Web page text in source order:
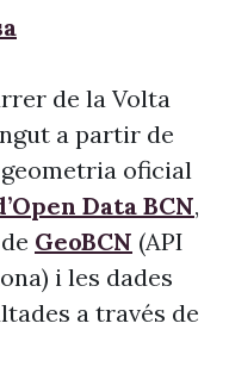
de la Volta
a partir de
oficial
Data BCN,
GeoBCN (API
i les dades
a través de